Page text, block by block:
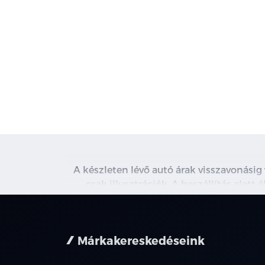
A készleten lévő autó árak
csak illusztrációk. A beszállítás alatt
kapcsolatot. A használt autó
Márkakereskedéseink